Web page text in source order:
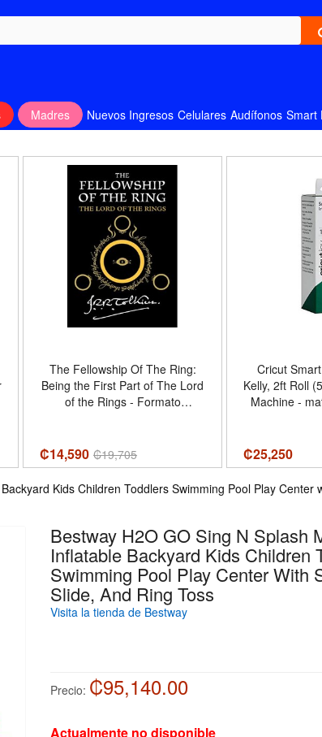
Madres Nuevos Ingresos Celulares Audífonos Smart
The Fellowship Of The Ring:
Being the First Part of The Lord
of the Rings - Formato
₡14,590 ₡19,705
Cricut
Kelly, 2ft Roll
Machine -
Tamaño 2ft
Nombre
₡25,250
Kids Children Toddlers Swimming Pool Play Center
Bestway H2O GO Sing N Splash
Inflatable Backyard Kids Children
Swimming Pool Play Center With
Slide, And Ring Toss
Visita la tienda de Bestway
Precio: ₡95,140.00
Actualmente no disponible